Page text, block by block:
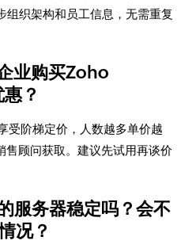
组织架构和员工信息，无需重复
业购买Zoho
？
受阶梯定价，人数越多单价越
售顾问获取。建议先试用再谈价
服务器稳定吗？会不
况？